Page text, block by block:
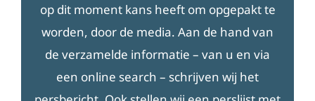
op dit moment kans heeft om opgepakt te
worden, door de media. Aan de hand van
de verzamelde informatie – van u en via
een online search – schrijven wij het